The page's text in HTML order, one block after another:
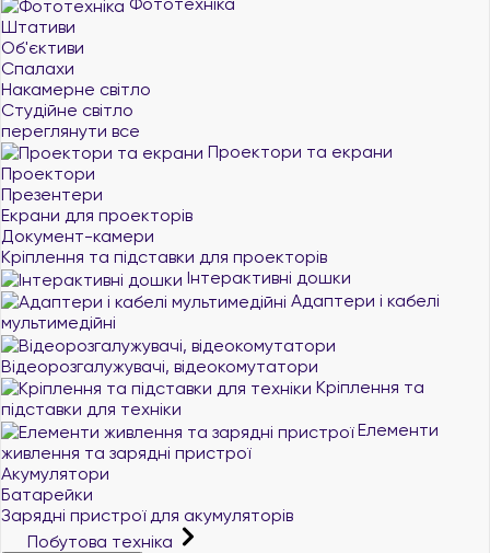
Штативи
Об'єктиви
Спалахи
Накамерне світло
Студійне світло
переглянути все
Проектори та екрани
Проектори
Презентери
Екрани для проекторів
Документ-камери
Кріплення та підставки для проекторів
Інтерактивні дошки
Адаптери і кабелі
мультимедійні
Відеорозгалужувачі, відеокомутатори
Кріплення та
підставки для техніки
Елементи
живлення та зарядні пристрої
Акумулятори
Батарейки
Зарядні пристрої для акумуляторів
Побутова техніка